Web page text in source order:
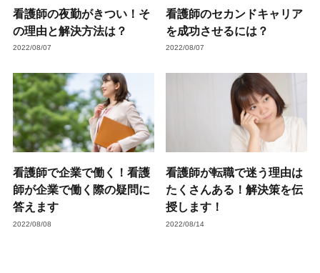
看護師の夜勤がきつい！そ
の理由と解決方法は？
2022/08/07
看護師のセカンドキャリア
を成功させるには？
2022/08/07
看護師で企業で働く！看護
師が企業で働く際の疑問に
答えます
2022/08/08
看護師が転職で迷う理由は
たくさんある！解決策を伝
授します！
2022/08/14